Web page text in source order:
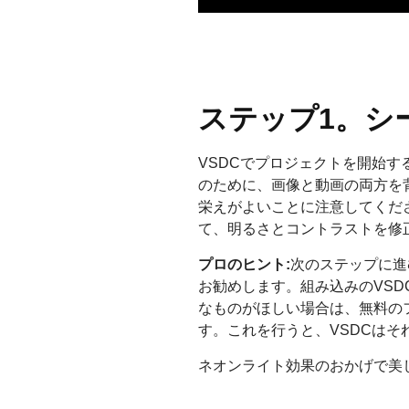
ステップ1。シ
VSDCでプロジェクトを開始す
のために、画像と動画の両方
栄えがよいことに注意してく
て、明るさとコントラストを修
プロのヒント:次のステップに
お勧めします。組み込みの
なものがほしい場合は、無料
す。これを行うと、VSDCはそ
ネオンライト効果のおかげで美